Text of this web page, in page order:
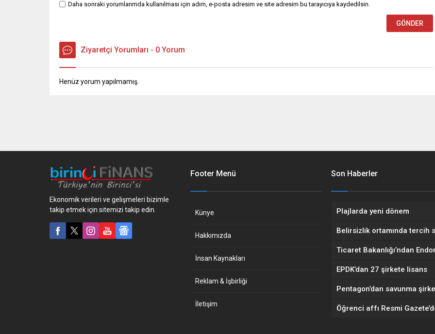
Daha sonraki yorumlarımda kullanılması için adım, e-posta adresim ve site adresim bu tarayıcıya kaydedilsin.
Ziyaretçi Yorumları - 0 Yorum
Henüz yorum yapılmamış.
Ekonomik verileri ve gelişmeleri bizimle
takip etmek için sitemizi takip edin.
Footer Menü
Künye
Hakkımızda
İnsan Kaynakları
Reklam & İşbirliği
İletişim
Son Haberler
Plajlarda yeni dönem
Belirsizlik ortamında tercih
EPDK’dan 27 şirkete lisans
Öğrenci affı Resmi